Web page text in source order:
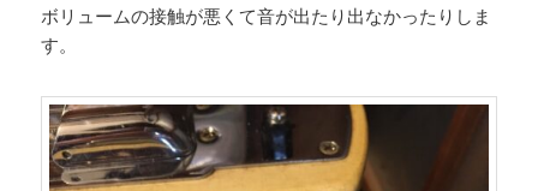
ボリュームの接触が悪くて音が出たり出なかったりしま
す。